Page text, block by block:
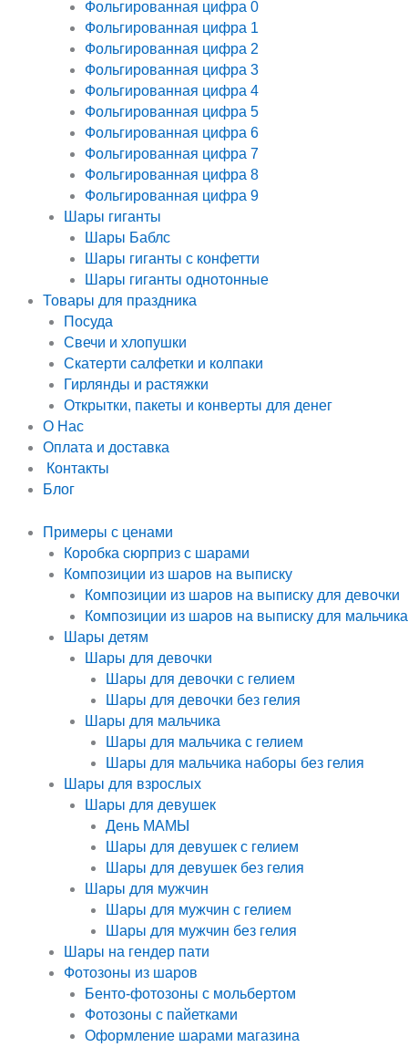
Фольгированная цифра 0
Фольгированная цифра 1
Фольгированная цифра 2
Фольгированная цифра 3
Фольгированная цифра 4
Фольгированная цифра 5
Фольгированная цифра 6
Фольгированная цифра 7
Фольгированная цифра 8
Фольгированная цифра 9
Шары гиганты
Шары Баблс
Шары гиганты с конфетти
Шары гиганты однотонные
Товары для праздника
Посуда
Свечи и хлопушки
Скатерти салфетки и колпаки
Гирлянды и растяжки
Открытки, пакеты и конверты для денег
О Нас
Оплата и доставка
Контакты
Блог
Примеры с ценами
Коробка сюрприз с шарами
Композиции из шаров на выписку
Композиции из шаров на выписку для девочки
Композиции из шаров на выписку для мальчика
Шары детям
Шары для девочки
Шары для девочки с гелием
Шары для девочки без гелия
Шары для мальчика
Шары для мальчика с гелием
Шары для мальчика наборы без гелия
Шары для взрослых
Шары для девушек
День МАМЫ
Шары для девушек с гелием
Шары для девушек без гелия
Шары для мужчин
Шары для мужчин с гелием
Шары для мужчин без гелия
Шары на гендер пати
Фотозоны из шаров
Бенто-фотозоны с мольбертом
Фотозоны с пайетками
Оформление шарами магазина